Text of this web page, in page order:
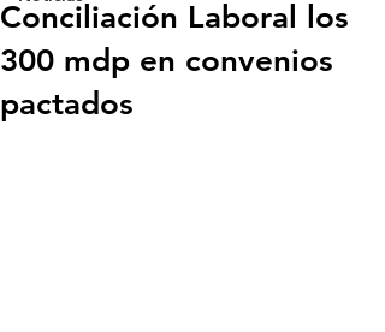
Conciliación Laboral los
300 mdp en convenios
pactados